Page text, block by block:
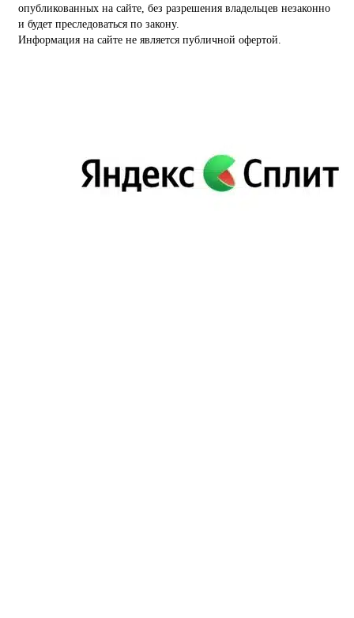
опубликованных на сайте, без разрешения владельцев незаконно
и будет преследоваться по закону.
Информация на сайте не является публичной офертой.